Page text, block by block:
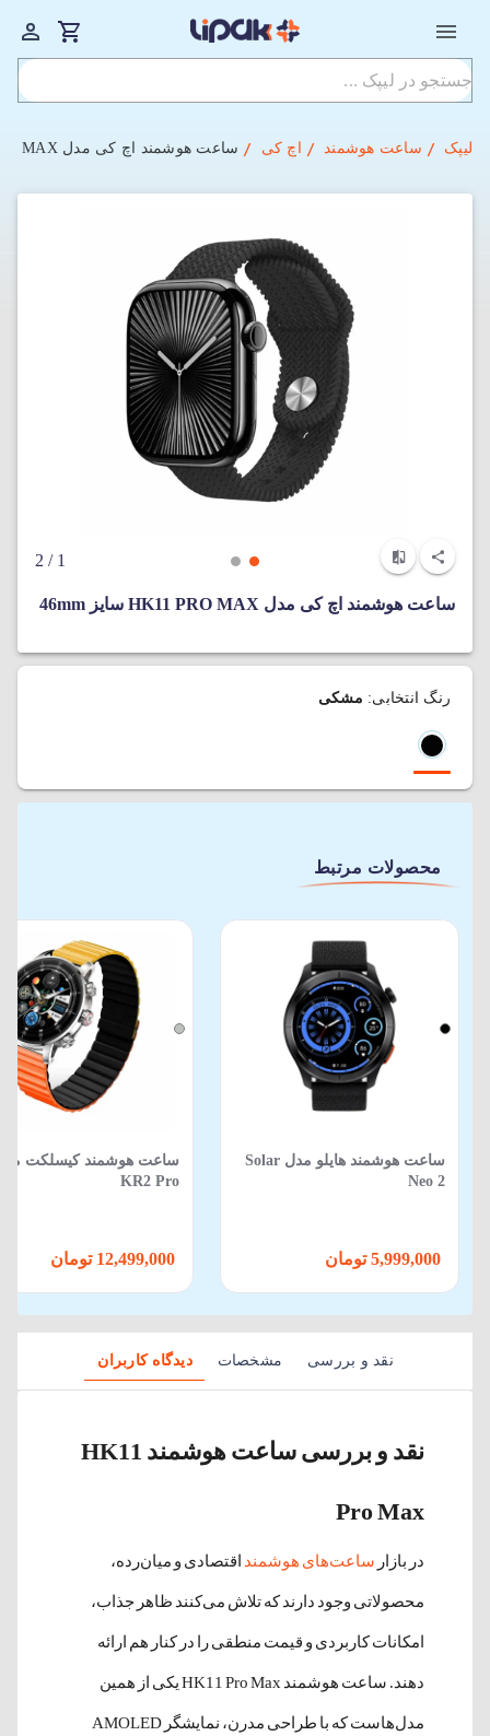
لیپک ساعت هوشمند اچ کی ساعت هوشمند اچ کی مدل HK11 PRO MAX سایز 46mm
1
/ 2
ساعت هوشمند اچ کی مدل HK11 PRO MAX سایز 46mm
رنگ انتخابی: مشکی
محصولات مرتبط
ساعت هوشمند هایلو مدل Solar
Neo 2
ساعت هوشمند کیسلکت
KR2 Pro
نقد و بررسی مشخصات دیدگاه کاربران
نقد و بررسی ساعت هوشمند HK11
Pro Max
در بازار ساعت‌های هوشمند اقتصادی و میان‌رده،
محصولاتی وجود دارند که تلاش می‌کنند ظاهر جذاب،
امکانات کاربردی و قیمت منطقی را در کنار هم ارائه
دهند. ساعت هوشمند HK11 Pro Max یکی از همین
مدل‌هاست که با طراحی مدرن، نمایشگر AMOLED